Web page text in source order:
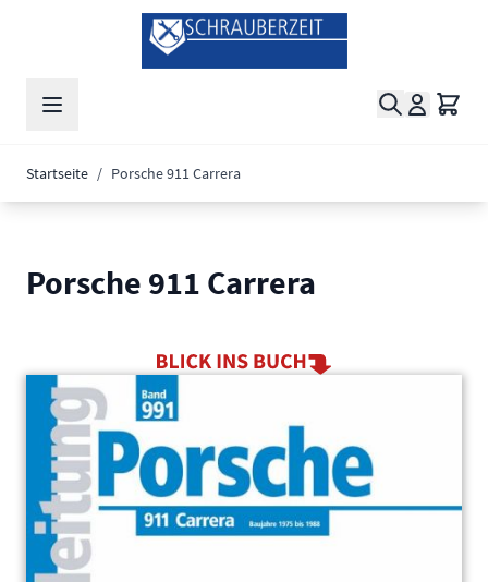
Zum Inhalt springen
Suche
Startseite / Porsche 911 Carrera
Porsche 911 Carrera
Main image
Click to view image in fullscreen